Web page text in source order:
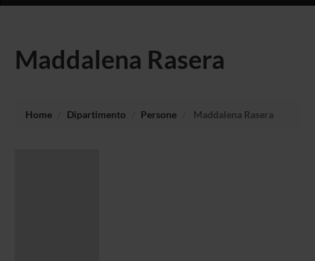
Maddalena Rasera
Home Dipartimento Persone Maddalena Rasera